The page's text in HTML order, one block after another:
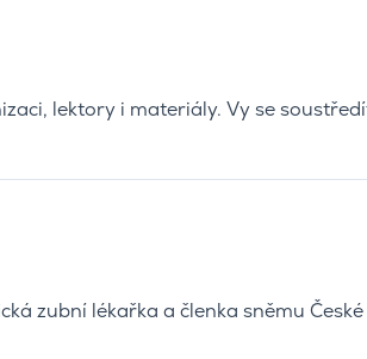
lektory i materiály. Vy se
zubní lékařka a členka sněmu